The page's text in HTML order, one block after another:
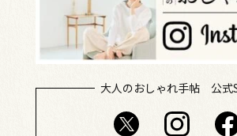
大人のおしゃれ手帖 公式